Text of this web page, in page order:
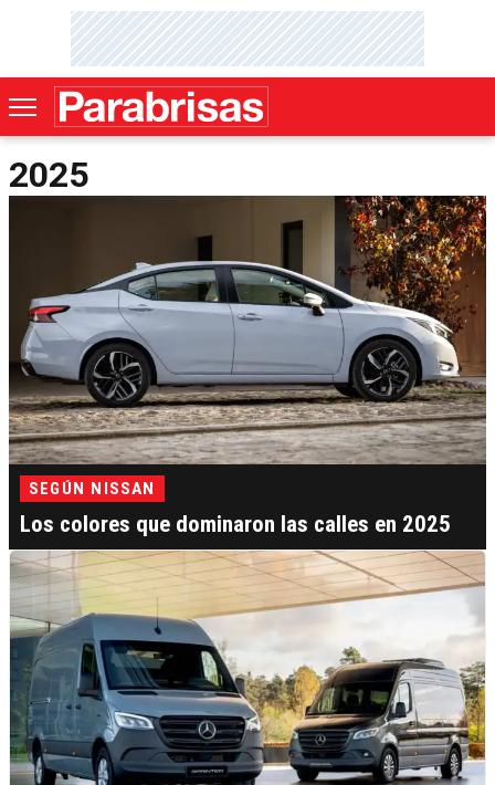
2025
SEGÚN NISSAN
Los colores que dominaron las calles en 2025